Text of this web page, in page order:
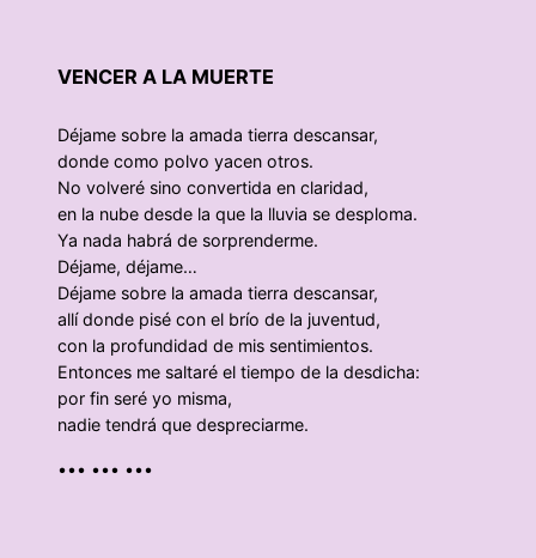
VENCER A LA MUERTE
Déjame sobre la amada tierra descansar,
donde como polvo yacen otros.
No volveré sino convertida en claridad,
en la nube desde la que la lluvia se desploma.
Ya nada habrá de sorprenderme.
Déjame, déjame…
Déjame sobre la amada tierra descansar,
allí donde pisé con el brío de la juventud,
con la profundidad de mis sentimientos.
Entonces me saltaré el tiempo de la desdicha:
por fin seré yo misma,
nadie tendrá que despreciarme.
••• ••• •••